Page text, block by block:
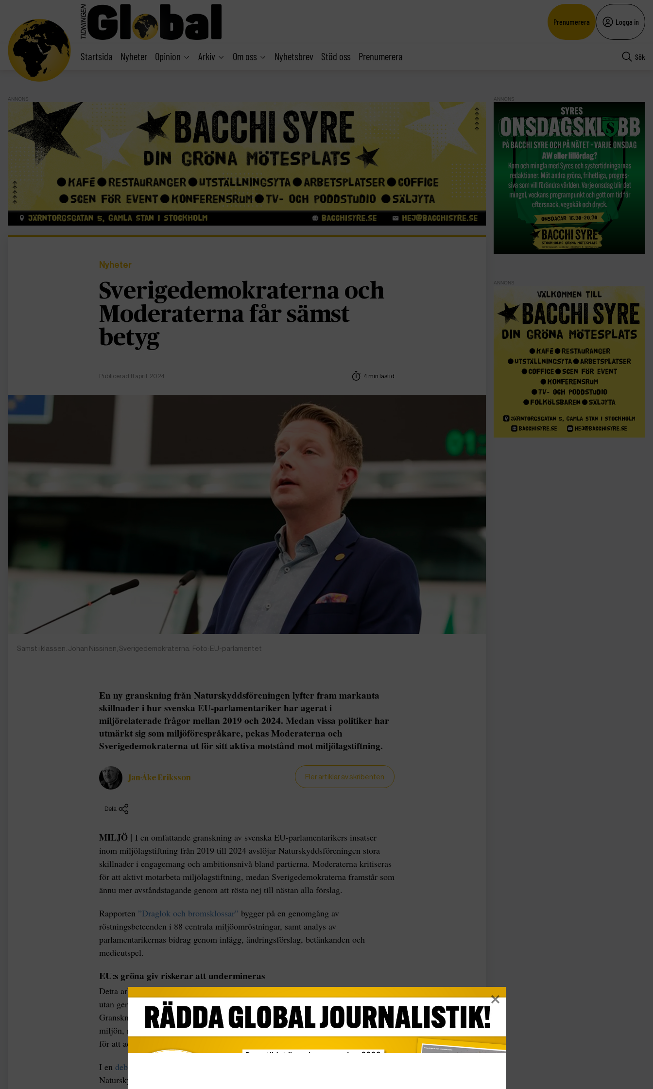
Prenumerera Logga in
Startsida Nyheter Opinion Arkiv Om oss Nyhetsbrev Stöd oss Prenumerera Sök
ANNONS
Nyheter
Sverigedemokraterna och
Moderaterna får sämst
betyg
Publicerad 11 april, 2024 4 min lästid
Sämst i klassen. Johan Nissinen, Sverigedemokraterna. Foto: EU-parlamentet
En ny granskning från Naturskyddsföreningen lyfter fram markanta
skillnader i hur svenska EU-parlamentariker har agerat i
miljörelaterade frågor mellan 2019 och 2024. Medan vissa politiker har
utmärkt sig som miljöförespråkare, pekas Moderaterna och
Sverigedemokraterna ut för sitt aktiva motstånd mot miljölagstiftning.
Jan-Åke Eriksson Fler artiklar av skribenten
Dela
MILJÖ | I en omfattande granskning av svenska EU-parlamentarikers insatser
inom miljölagstiftning från 2019 till 2024 avslöjar Naturskyddsföreningen stora
skillnader i engagemang och ambitionsnivå bland partierna. Moderaterna kritiseras
för att aktivt motarbeta miljölagstiftning, medan Sverigedemokraterna framstår som
ännu mer avståndstagande genom att rösta nej till nästan alla förslag.
Rapporten ”Draglok och bromsklossar” bygger på en genomgång av
röstningsbeteenden i 88 centrala miljöomröstningar, samt analys av
parlamentarikernas bidrag genom inlägg, ändringsförslag, betänkanden och
medieutspel.
EU:s gröna giv riskerar att undermineras
Detta arbete belyser inte bara de enskilda parlamentarikernas ställningstaganden
utan ger också en skarp bild av partiernas sammanlagda miljöpolitiska profil i EU.
Granskningen pekar på att EU:s gröna giv, en historisk satsning för klimatet och
miljön, riskerar att undermineras av politiskt motstånd, trots dess vitala betydelse
för att adressera klimat- och naturkrisen.
I en debattartikel i DN
Naturskyddsföreningen att ”Sverigedemokraterna får sämst betyg i granskningen
ANNONS
ANNONS